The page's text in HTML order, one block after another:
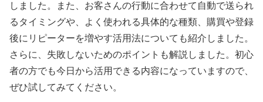
しました。また、お客さんの行動に合わせて自動で送られ
るタイミングや、よく使われる具体的な種類、購買や登録
後にリピーターを増やす活用法についても紹介しました。
さらに、失敗しないためのポイントも解説しました。初心
者の方でも今日から活用できる内容になっていますので、
ぜひ試してみてください。